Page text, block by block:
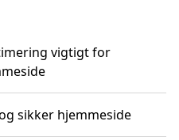
vigtigt for
sikker hjemmeside